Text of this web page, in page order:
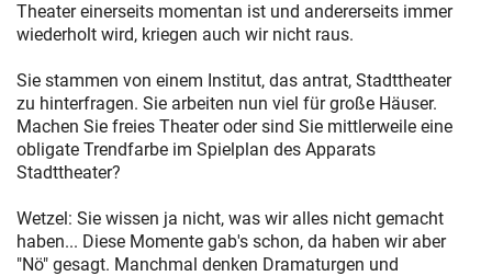
Theater einerseits momentan ist und andererseits immer
wiederholt wird, kriegen auch wir nicht raus.
Sie stammen von einem Institut, das antrat, Stadttheater
zu hinterfragen. Sie arbeiten nun viel für große Häuser.
Machen Sie freies Theater oder sind Sie mittlerweile eine
obligate Trendfarbe im Spielplan des Apparats
Stadttheater?
Wetzel: Sie wissen ja nicht, was wir alles nicht gemacht
haben... Diese Momente gab's schon, da haben wir aber
"Nö" gesagt. Manchmal denken Dramaturgen und